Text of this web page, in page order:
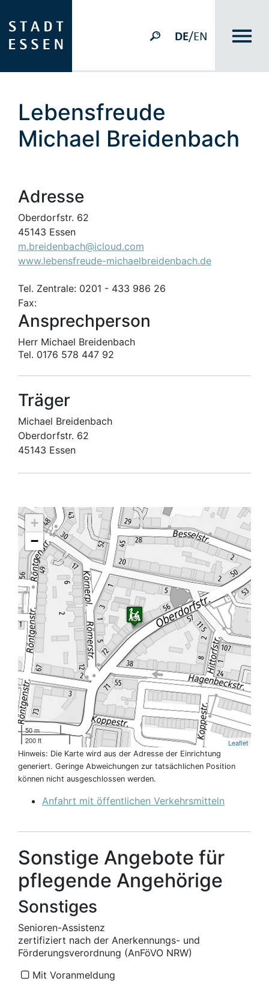
DE/EN
Lebensfreude
Michael Breidenbach
Adresse
Oberdorfstr. 62
45143 Essen
m.breidenbach@icloud.com
www.lebensfreude-michaelbreidenbach.de
Tel. Zentrale: 0201 - 433 986 26
Fax:
Ansprechperson
Herr Michael Breidenbach
Tel. 0176 578 447 92
Träger
Michael Breidenbach
Oberdorfstr. 62
45143 Essen
+
−
50 m
200 ft
Leaflet
Hinweis: Die Karte wird aus der Adresse der Einrichtung
generiert. Geringe Abweichungen zur tatsächlichen Position
können nicht ausgeschlossen werden.
Anfahrt mit öffentlichen Verkehrsmitteln
Sonstige Angebote für
pflegende Angehörige
Sonstiges
Senioren-Assistenz
zertifiziert nach der Anerkennungs- und
Förderungsverordnung (AnFöVO NRW)
Mit Voranmeldung